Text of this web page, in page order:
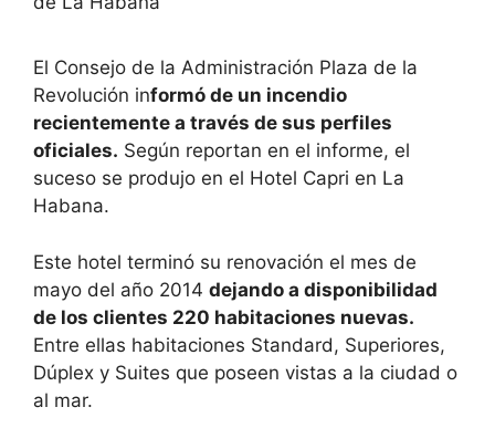
El Consejo de la Administración Plaza de la
Revolución informó de un incendio
recientemente a través de sus perfiles
oficiales. Según reportan en el informe, el
suceso se produjo en el Hotel Capri en La
Habana.
Este hotel terminó su renovación el mes de
mayo del año 2014 dejando a disponibilidad
de los clientes 220 habitaciones nuevas.
Entre ellas habitaciones Standard, Superiores,
Dúplex y Suites que poseen vistas a la ciudad o
al mar.